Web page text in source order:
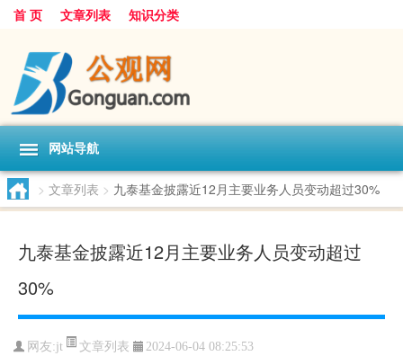
首 页 文章列表 知识分类
网站导航
> 文章列表 > 九泰基金披露近12月主要业务人员变动超过30%
九泰基金披露近12月主要业务人员变动超过
30%
网友:jt 文章列表 2024-06-04 08:25:53